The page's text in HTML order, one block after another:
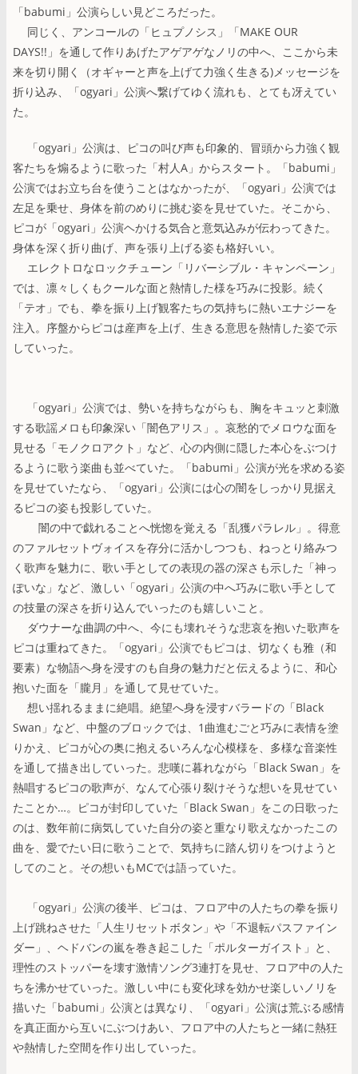
「babumi」公演らしい見どころだった。
同じく、アンコールの「ヒュプノシス」「MAKE OUR
DAYS!!」を通して作りあげたアゲアゲなノリの中へ、ここから未
来を切り開く（オギャーと声を上げて力強く生きる)メッセージを
折り込み、「ogyari」公演へ繋げてゆく流れも、とても冴えてい
た。
「ogyari」公演は、ピコの叫び声も印象的、冒頭から力強く観
客たちを煽るように歌った「村人A」からスタート。「babumi」
公演ではお立ち台を使うことはなかったが、「ogyari」公演では
左足を乗せ、身体を前のめりに挑む姿を見せていた。そこから、
ピコが「ogyari」公演ヘかける気合と意気込みが伝わってきた。
身体を深く折り曲げ、声を張り上げる姿も格好いい。
エレクトロなロックチューン「リバーシブル・キャンペーン」
では、凛々しくもクールな面と熱情した様を巧みに投影。続く
「テオ」でも、拳を振り上げ観客たちの気持ちに熱いエナジーを
注入。序盤からピコは産声を上げ、生きる意思を熱情した姿で示
していった。
「ogyari」公演では、勢いを持ちながらも、胸をキュッと刺激
する歌謡メロも印象深い「闇色アリス」。哀愁的でメロウな面を
見せる「モノクロアクト」など、心の内側に隠した本心をぶつけ
るように歌う楽曲も並べていた。「babumi」公演が光を求める姿
を見せていたなら、「ogyari」公演には心の闇をしっかり見据え
るピコの姿も投影していた。
闇の中で戯れることへ恍惚を覚える「乱獲パラレル」。得意
のファルセットヴォイスを存分に活かしつつも、ねっとり絡みつ
く歌声を魅力に、歌い手としての表現の器の深さも示した「神っ
ぽいな」など、激しい「ogyari」公演の中へ巧みに歌い手として
の技量の深さを折り込んでいったのも嬉しいこと。
ダウナーな曲調の中へ、今にも壊れそうな悲哀を抱いた歌声を
ピコは重ねてきた。「ogyari」公演でもピコは、切なくも雅（和
要素）な物語へ身を浸すのも自身の魅力だと伝えるように、和心
抱いた面を「朧月」を通して見せていた。
想い揺れるままに絶唱。絶望へ身を浸すバラードの「Black
Swan」など、中盤のブロックでは、1曲進むごと巧みに表情を塗
りかえ、ピコが心の奥に抱えるいろんな心模様を、多様な音楽性
を通して描き出していった。悲嘆に暮れながら「Black Swan」を
熱唱するピコの歌声が、なんて心張り裂けそうな想いを見せてい
たことか…。ピコが封印していた「Black Swan」をこの日歌った
のは、数年前に病気していた自分の姿と重なり歌えなかったこの
曲を、愛でたい日に歌うことで、気持ちに踏ん切りをつけようと
してのこと。その想いもMCでは語っていた。
「ogyari」公演の後半、ピコは、フロア中の人たちの拳を振り
上げ跳ねさせた「人生リセットボタン」や「不退転パスファイン
ダー」、ヘドバンの嵐を巻き起こした「ポルターガイスト」と、
理性のストッパーを壊す激情ソング3連打を見せ、フロア中の人た
ちを沸かせていった。激しい中にも変化球を効かせ楽しいノリを
描いた「babumi」公演とは異なり、「ogyari」公演は荒ぶる感情
を真正面から互いにぶつけあい、フロア中の人たちと一緒に熱狂
や熱情した空間を作り出していった。